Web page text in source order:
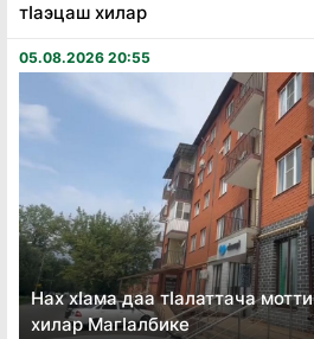
тӏаэцаш хилар
05.08.2026 20:55
Нах хӏама даа тӏалаттача
хилар Магӏалбике